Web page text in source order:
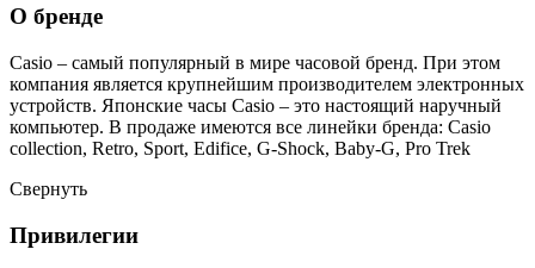
О бренде
Casio – самый популярный в мире часовой бренд. При этом
компания является крупнейшим производителем электронных
устройств. Японские часы Casio – это настоящий наручный
компьютер. В продаже имеются все линейки бренда: Casio
collection, Retro, Sport, Edifice, G-Shock, Baby-G, Pro Trek
Свернуть
Привилегии